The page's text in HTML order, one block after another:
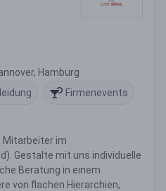
Hamburg
Firmenevents
Mitarbeiter im
Gestalte mit uns individuelle
Beratung in einem
von flachen Hierarchien,